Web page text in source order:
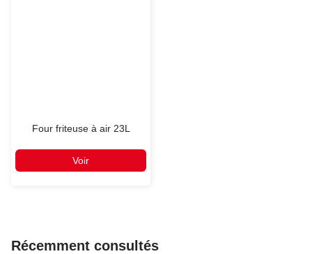
Four friteuse à air 23L
Voir
Récemment consultés